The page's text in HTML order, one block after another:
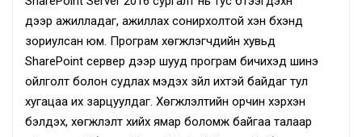
дээр ажилладаг, ажиллах сонирхолтой хэн бүхэнд
зориулсан юм. Програм хөгжүүлэгчдийн хувьд
SharePoint сервер дээр шууд програм бичихэд шинэ
ойлголт болон судлах мэдэх зүйл ихтэй байдаг тул
хугацаа их зарцуулдаг. Хөгжүүлэлтийн орчин хэрхэн
бэлдэх, хөгжүүлэлт хийх ямар боломж байгаа талаар